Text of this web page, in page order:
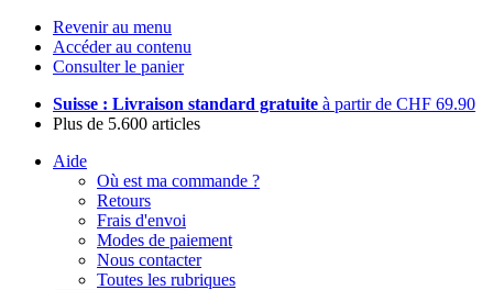
Revenir au menu
Accéder au contenu
Consulter le panier
Suisse : Livraison standard gratuite à partir de CHF 69.90
Plus de 5.600 articles
Aide
Où est ma commande ?
Retours
Frais d'envoi
Modes de paiement
Nous contacter
Toutes les rubriques